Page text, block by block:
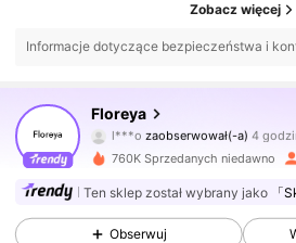
Zobacz więcej
Informacje dotyczące bezpieczeństwa i
Floreya
7***b przegląda
4,74
99K Obserwujący
4,74 99K Obserwujący
760K Sprzedanych niedawno
Ten sklep został wybrany jako 「
Obserwuj